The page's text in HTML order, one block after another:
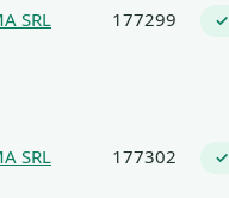
SRL 177299 ✓
SRL 177302 ✓